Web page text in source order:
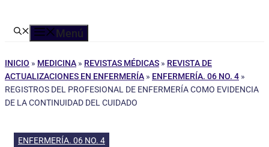
Menú
INICIO » MEDICINA » REVISTAS MÉDICAS » REVISTA DE
ACTUALIZACIONES EN ENFERMERÍA » ENFERMERÍA. 06 NO. 4 »
REGISTROS DEL PROFESIONAL DE ENFERMERÍA COMO EVIDENCIA
DE LA CONTINUIDAD DEL CUIDADO
ENFERMERÍA. 06 NO. 4